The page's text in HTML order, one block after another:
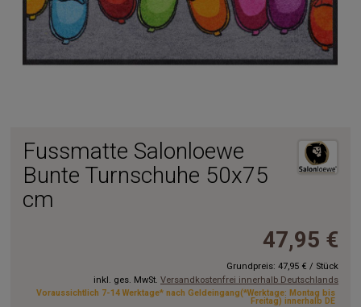
Fussmatte Salonloewe
Bunte Turnschuhe 50x75
cm
47,95 €
Grundpreis: 47,95 € / Stück
inkl. ges. MwSt. Versandkostenfrei innerhalb Deutschlands
Voraussichtlich 7-14 Werktage* nach Geldeingang(*Werktage: Montag bis
Freitag) innerhalb DE